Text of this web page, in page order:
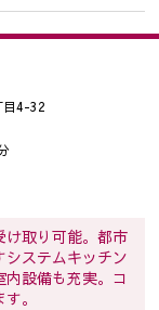
目4-32
け取り可能。都市
ステムキッチン
設備も充実。コ
。